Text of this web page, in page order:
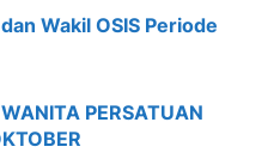
Wakil OSIS Periode
PERSATUAN